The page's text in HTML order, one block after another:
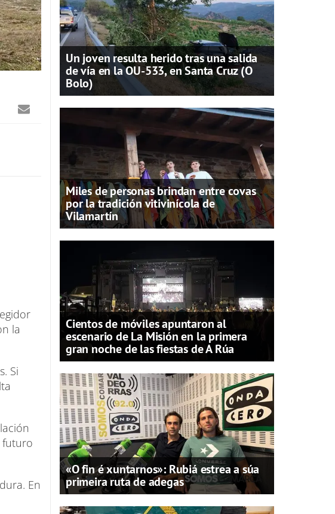
la
Si
futuro
En
Un joven resulta herido tras una salida
de vía en la OU-533, en Santa Cruz (O
Bolo)
Miles de personas brindan entre covas
por la tradición vitivinícola de
Vilamartín
Cientos de móviles apuntaron al
escenario de La Misión en la primera
gran noche de las fiestas de A Rúa
«O fin é xuntarnos»: Rubiá estrea a súa
primeira ruta de adegas